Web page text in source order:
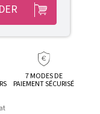
7 MODES DE
PAIEMENT SÉCURISÉ